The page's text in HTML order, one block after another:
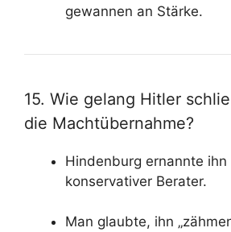
gewannen an Stärke.
15. Wie gelang Hitler
die Machtübernahme?
Hindenburg ernannte ihn
konservativer Berater.
Man glaubte, ihn